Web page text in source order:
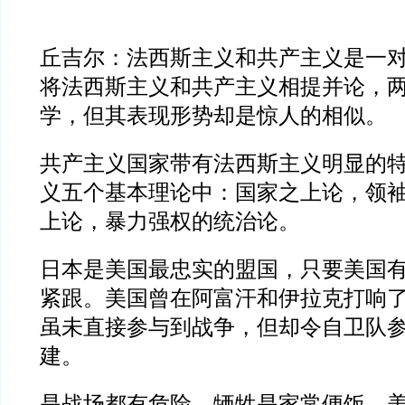
丘吉尔：法西斯主义和共产主义是一
将法西斯主义和共产主义相提并论，
学，但其表现形势却是惊人的相似。
共产主义国家带有法西斯主义明显的
义五个基本理论中：国家之上论，领
上论，暴力强权的统治论。
日本是美国最忠实的盟国，只要美国
紧跟。美国曾在阿富汗和伊拉克打响
虽未直接参与到战争，但却令自卫队
建。